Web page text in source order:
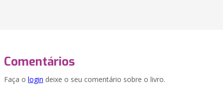
Comentários
Faça o login deixe o seu comentário sobre o livro.